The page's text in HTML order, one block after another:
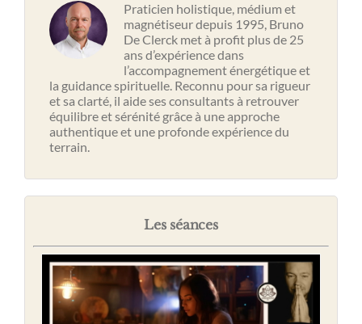
Praticien holistique, médium et
magnétiseur depuis 1995, Bruno
De Clerck met à profit plus de 25
ans d’expérience dans
l’accompagnement énergétique et
la guidance spirituelle. Reconnu pour sa rigueur
et sa clarté, il aide ses consultants à retrouver
équilibre et sérénité grâce à une approche
authentique et une profonde expérience du
terrain.
Les séances